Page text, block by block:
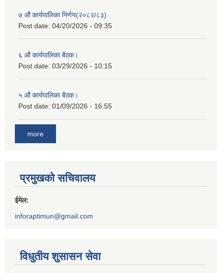
७ औं कार्यपालिका निर्णय(२०८२/८३)
Post date: 04/20/2026 - 09:35
६ औं कार्यपालिका बैठक।
Post date: 03/29/2026 - 10:15
५ औं कार्यपालिका बैठक।
Post date: 01/09/2026 - 16:55
more
प्रमुखको सचिवालय
ईमेल:
inforaptimun@gmail.com
विधुतीय शुसासन सेवा